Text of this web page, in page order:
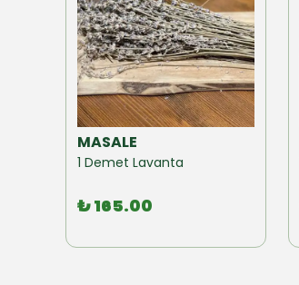
MASALE
1 Demet Lavanta
₺ 165.00